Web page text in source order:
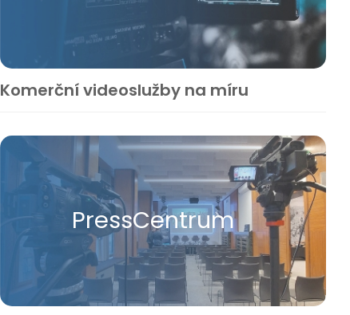
Komerční videoslužby na míru
Press​Centrum